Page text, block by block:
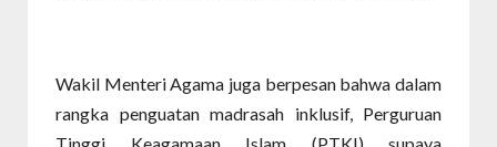
Wakil Menteri Agama juga berpesan bahwa dalam
rangka penguatan madrasah inklusif, Perguruan